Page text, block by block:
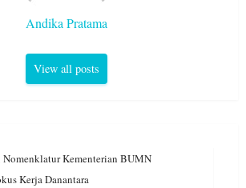
Andika Pratama
View all posts
Nomenklatur Kementerian BUMN
Kerja Danantara